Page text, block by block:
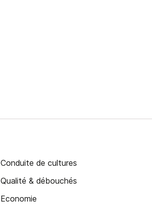
Conduite de cultures
Qualité & débouchés
Economie